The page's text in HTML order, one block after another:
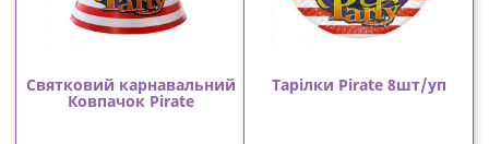
Святковий карнавальний
Ковпачок Pirate
Тарілки Pirate 8шт/уп